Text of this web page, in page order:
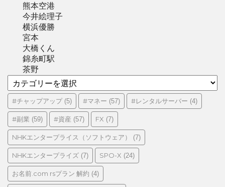
熊本空港
今井絵理子
横浜優勝
宮本
大橋くん
錦糸町駅
茶野
テ
ゴ
リ
ー
#チャップアップ(5) #マネー (57) #レンタルサーバー (4)
#副業 (59) #資産 (57) FX (7)
NHKエンタープライス（ソフトウェア） (7)
NHKエンタープライズ (7) SPO-X (24)
お名前.com rsプラン 解約 (4)